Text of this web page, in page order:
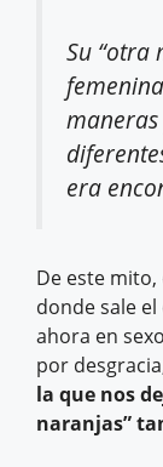
Su “otra
era
De este
donde sale
ahora en
por
la que nos
naranjas”